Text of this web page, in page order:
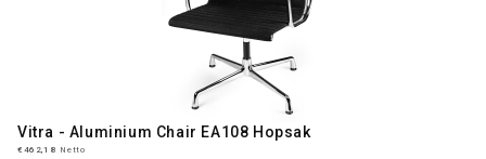
Vitra - Aluminium Chair EA108 Hopsak
€462,18 Netto